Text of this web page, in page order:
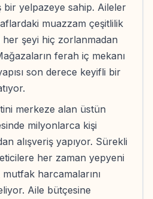
bir yelpazeye sahip. Aileler
muazzam çeşitlilik
her şeyi hiç zorlanmadan
ferah iç mekanı
son derece keyifli bir
merkeze alan üstün
milyonlarca kişi
alışveriş yapıyor. Sürekli
her zaman yepyeni
harcamalarını
Aile bütçesine